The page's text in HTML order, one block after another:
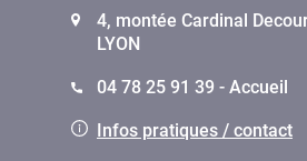
4, montée Cardinal
LYON
04 78 25 91 39 - Accueil
Infos pratiques / contact